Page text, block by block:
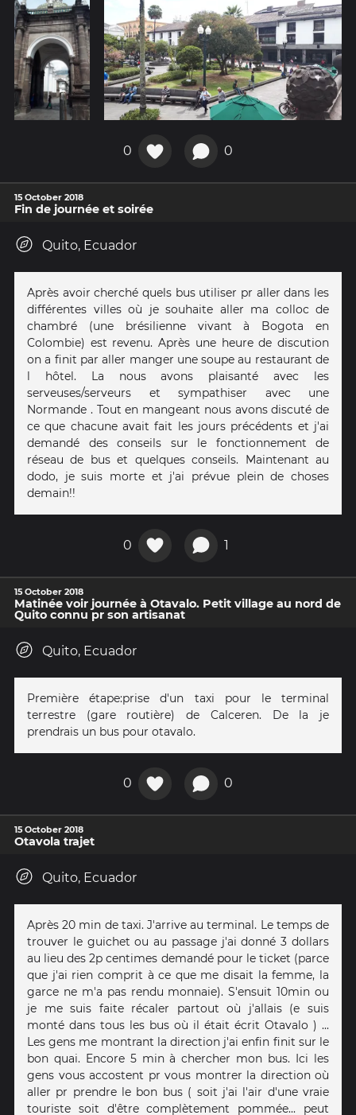
0 0
15 October 2018
Fin de journée et soirée
Quito, Ecuador
Après avoir cherché quels bus utiliser pr aller dans les
différentes villes où je souhaite aller ma colloc de
chambré (une brésilienne vivant à Bogota en
Colombie) est revenu. Après une heure de discution
on a finit par aller manger une soupe au restaurant de
l hôtel. La nous avons plaisanté avec les
serveuses/serveurs et sympathiser avec une
Normande . Tout en mangeant nous avons discuté de
ce que chacune avait fait les jours précédents et j'ai
demandé des conseils sur le fonctionnement de
réseau de bus et quelques conseils. Maintenant au
dodo, je suis morte et j'ai prévue plein de choses
demain!!
0 1
15 October 2018
Matinée voir journée à Otavalo. Petit village au nord de
Quito connu pr son artisanat
Quito, Ecuador
Première étape:prise d'un taxi pour le terminal
terrestre (gare routière) de Calceren. De la je
prendrais un bus pour otavalo.
0 0
15 October 2018
Otavola trajet
Quito, Ecuador
Après 20 min de taxi. J'arrive au terminal. Le temps de
trouver le guichet ou au passage j'ai donné 3 dollars
au lieu des 2p centimes demandé pour le ticket (parce
que j'ai rien comprit à ce que me disait la femme, la
garce ne m'a pas rendu monnaie). S'ensuit 10min ou
je me suis faite récaler partout où j'allais (e suis
monté dans tous les bus où il était écrit Otavalo ) ...
Les gens me montrant la direction j'ai enfin finit sur le
bon quai. Encore 5 min à chercher mon bus. Ici les
gens vous accostent pr vous montrer la direction où
aller pr prendre le bon bus ( soit j'ai l'air d'une vraie
touriste soit d'être complètement pommée... peut